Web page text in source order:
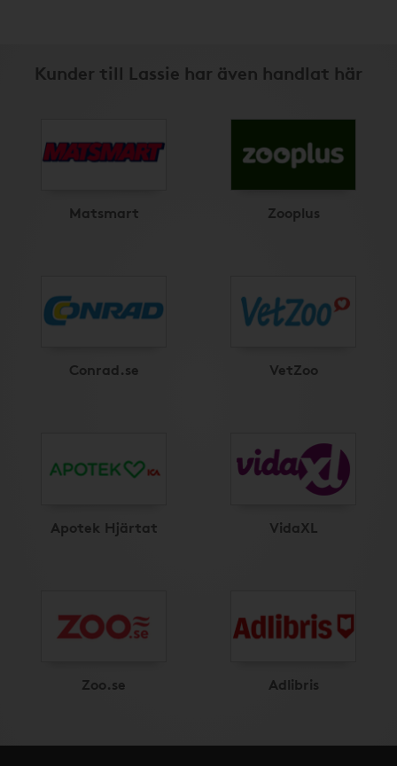
Kunder till Lassie har även handlat här
Matsmart Zooplus
Conrad.se VetZoo
Apotek Hjärtat VidaXL
Zoo.se Adlibris